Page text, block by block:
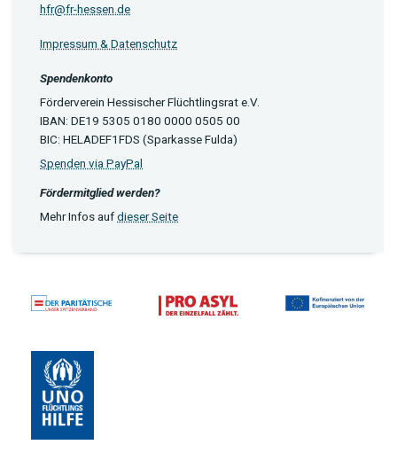
hfr@fr-hessen.de
Impressum & Datenschutz
Spendenkonto
Förderverein Hessischer Flüchtlingsrat e.V.
IBAN: DE19 5305 0180 0000 0505 00
BIC: HELADEF1FDS (Sparkasse Fulda)
Spenden via PayPal
Fördermitglied werden?
Mehr Infos aufdieser Seite